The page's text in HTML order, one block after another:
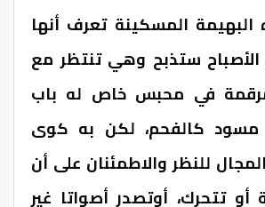
المسكينة تعرف أنها
ستذبح وهي تنتظر مع
في محبس خاص له باب
كالفحم، لكن به كوى
للنظر والاطمئنان على أن
أو تتحرك، أوتصدر أصواتا غير